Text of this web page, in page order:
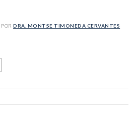
PORDRA. MONTSE TIMONEDA CERVANTES